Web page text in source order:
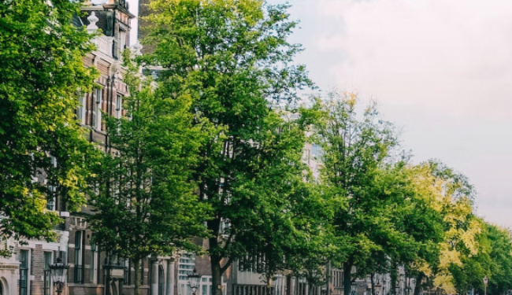
geweldige kans voor professionals
die op zoek zijn naar een woning die
direct beschikbaar is vanaf 1 april
2026. Bij binnenkomst word je
verwelkomd in een ruime
woonkamer met open keuken,
samen goed voor 44 m² aan
leefruimte. De lichte woonkamer
biedt genoeg ruimte voor een
gezellige zithoek én een stijlvolle
eethoek. De keuken is van alle
gemakken voorzien, perfect voor het
bereiden van heerlijke maaltijden.
Vanuit de woonkamer stap je zo het
balkon op, waar je kunt genieten
woonkamer met open keuken,
samen goed voor 44 m² aan
leefruimte. De lichte woonkamer
biedt genoeg ruimte voor een
gezellige zithoek én een stijlvolle
eethoek. De keuken is van alle
gemakken voorzien, perfect voor het
bereiden van heerlijke maaltijden.
Vanuit de woonkamer stap je zo het
balkon op, waar je kunt genieten